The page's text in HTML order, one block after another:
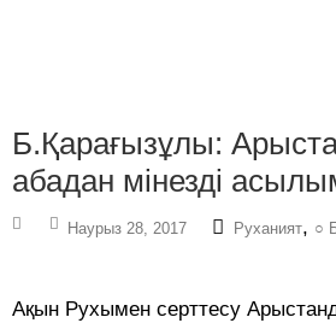
Б.Қарағызұлы:
абадан мінезді
Наурыз 28, 2017 Руханият, ○
Ақын Рухымен серттесу